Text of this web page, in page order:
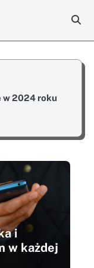
w 2024 roku
i
w każdej